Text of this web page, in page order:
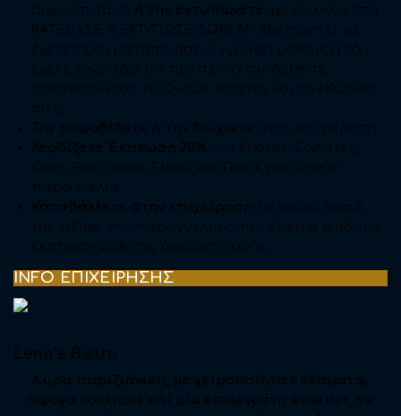
Δωροεπιταγή ή την εκτυπώνετε, με ένα κλικ στο
KATEBΑΣΕ ή ΕΚΤΥΠΩΣΕ ΔΩΡΕΑΝ (θα πρέπει να
έχετε πραγματοποιήσει εγγραφή μέλους ή εάν
έχετε εγγραφεί θα πρέπει να συνδεθείτε
τοποθετώντας το Όνομα Χρήστη και τον Κωδικό
σας).
Την παραδίδετε ή την δείχνετε στην επιχείρηση.
Κερδίζετε Έκπτωση 20% για Snacks, Σαλάτες,
Cafe, Ροφήματα, Γλυκά και Ποτά για Dine In
παραγγελία.
Καταβάλλετε στην επιχείρηση το τελικό ποσό
της αξίας της παραγγελίας σας έπειτα από την
έκπτωση 20% της Δωροεπιταγής.
INFO ΕΠΙΧΕΙΡΗΣΗΣ
Lena’s Bistro
Αύρα παριζιάνικη, με χειροποίητα εδέσματα,
άψογα cocktails και μία επιλεγμένη wine list, σε